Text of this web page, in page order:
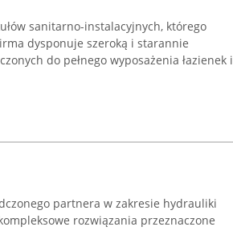
sanitarno-instalacyjnych, którego
dysponuje szeroką i starannie
do pełnego wyposażenia łazienek i
partnera w zakresie hydrauliki
rozwiązania przeznaczone